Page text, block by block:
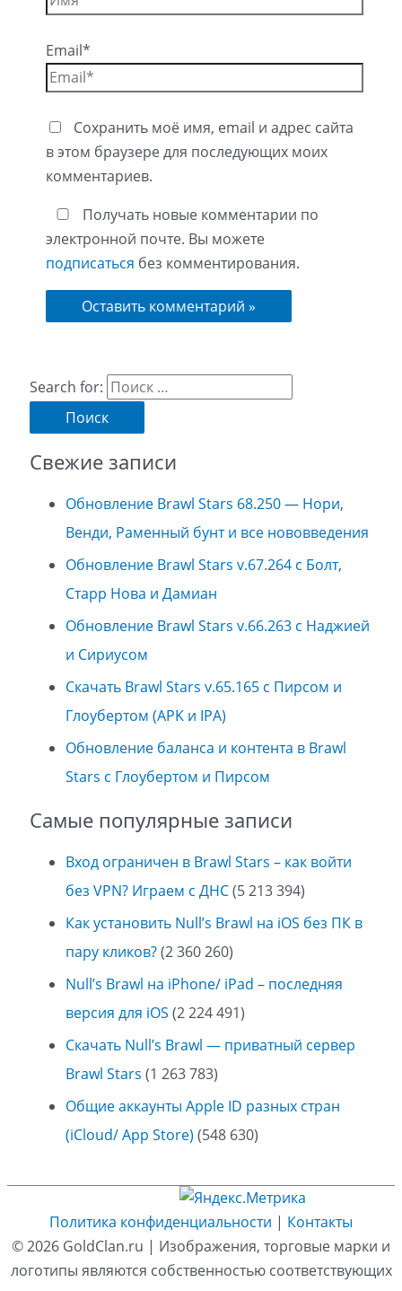
Email*
Сохранить моё имя, email и адрес сайта
в этом браузере для последующих моих
комментариев.
Получать новые комментарии по
электронной почте. Вы можете
подписаться без комментирования.
Search for:
Свежие записи
Обновление Brawl Stars 68.250 — Нори,
Венди, Раменный бунт и все нововведения
Обновление Brawl Stars v.67.264 с Болт,
Старр Нова и Дамиан
Обновление Brawl Stars v.66.263 с Наджией
и Сириусом
Скачать Brawl Stars v.65.165 с Пирсом и
Глоубертом (APK и IPA)
Обновление баланса и контента в Brawl
Stars с Глоубертом и Пирсом
Самые популярные записи
Вход ограничен в Brawl Stars – как войти
без VPN? Играем с ДНС(5 213 394)
Как установить Null’s Brawl на iOS без ПК в
пару кликов?(2 360 260)
Null’s Brawl на iPhone/ iPad – последняя
версия для iOS (2 224 491)
Скачать Null’s Brawl — приватный сервер
Brawl Stars (1 263 783)
Общие аккаунты Apple ID разных стран
(iCloud/ App Store) (548 630)
Политика конфиденциальности | Контакты
© 2026 GoldClan.ru | Изображения, торговые марки и
логотипы являются собственностью соответствующих